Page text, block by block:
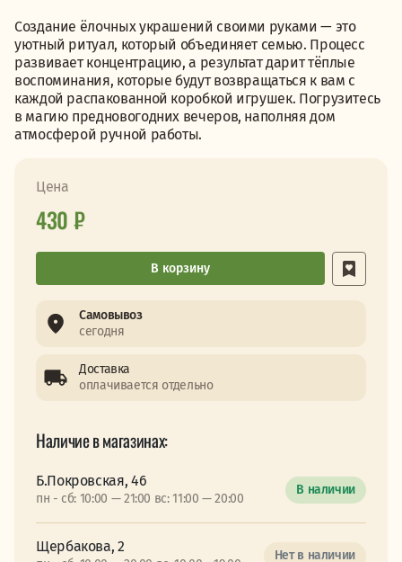
Создание ёлочных украшений своими руками — это
уютный ритуал, который объединяет семью. Процесс
развивает концентрацию, а результат дарит тёплые
воспоминания, которые будут возвращаться к вам с
каждой распакованной коробкой игрушек. Погрузитесь
в магию предновогодних вечеров, наполняя дом
атмосферой ручной работы.
Цена
430 ₽
В корзину
Самовывоз
сегодня
Доставка
оплачивается отдельно
Наличие в магазинах:
Б.Покровская, 46
пн - сб: 10:00 — 21:00 вс: 11:00 — 20:00
В наличии
Щербакова, 2
Нет в наличии